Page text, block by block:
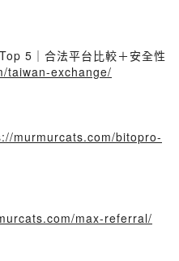
5｜合法平台比較＋安全性
taiwan-exchange/
murmurcats.com/bitopro-
max-referral/